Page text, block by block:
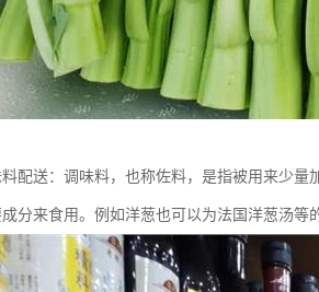
配送：调味料，也称佐料，是指被用来少
分来食用。例如洋葱也可以为法国洋葱汤等